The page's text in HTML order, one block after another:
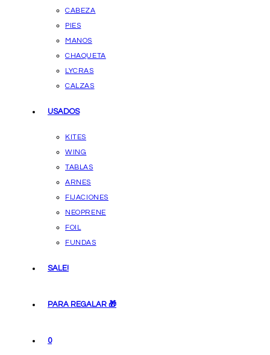
CABEZA
PIES
MANOS
CHAQUETA
LYCRAS
CALZAS
USADOS
KITES
WING
TABLAS
ARNES
FIJACIONES
NEOPRENE
FOIL
FUNDAS
SALE!
PARA REGALAR 🎁
0